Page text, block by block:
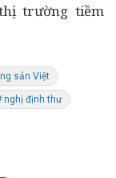
trường tiềm
sản Việt
nghị định thư